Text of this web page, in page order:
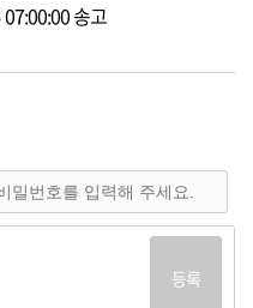
송고
등록